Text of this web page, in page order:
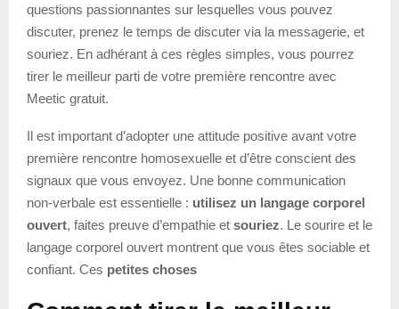
questions passionnantes sur lesquelles vous pouvez
discuter, prenez le temps de discuter via la messagerie, et
souriez. En adhérant à ces règles simples, vous pourrez
tirer le meilleur parti de votre première rencontre avec
Meetic gratuit.
Il est important d’adopter une attitude positive avant votre
première rencontre homosexuelle et d’être conscient des
signaux que vous envoyez. Une bonne communication
non-verbale est essentielle : utilisez un langage corporel
ouvert, faites preuve d’empathie et souriez. Le sourire et le
langage corporel ouvert montrent que vous êtes sociable et
confiant. Ces petites choses